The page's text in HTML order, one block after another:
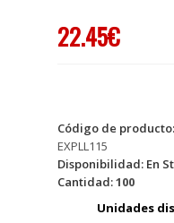
22.45€
Código de producto:
EXPLL115
Disponibilidad: En
Cantidad:100
Unidades